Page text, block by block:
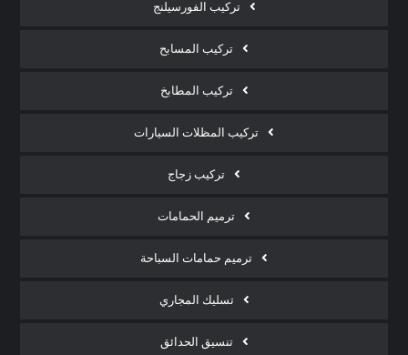
تركيب الفورسيلنج
تركيب المسابح
تركيب المطابخ
تركيب المظلات السيارات
تركيب زجاج
ترميم الحمامات
ترميم حمامات السباحة
تسليك المجاري
تنسيق الحدائق